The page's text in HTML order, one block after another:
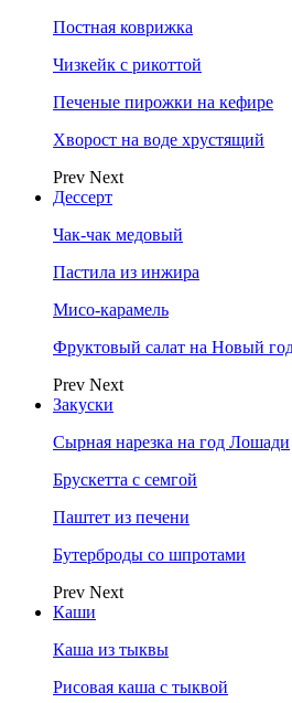
Постная коврижка
Чизкейк с рикоттой
Печеные пирожки на кефире
Хворост на воде хрустящий
Prev Next
Дессерт
Чак-чак медовый
Пастила из инжира
Мисо-карамель
Фруктовый салат на Новый
Prev Next
Закуски
Сырная нарезка на год Лошади
Брускетта с семгой
Паштет из печени
Бутерброды со шпротами
Prev Next
Каши
Каша из тыквы
Рисовая каша с тыквой